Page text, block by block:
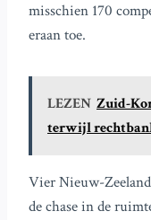
misschien 170
eraan toe.
LEZEN Zuid-
terwijl
Vier Nieuw-
de chase in de